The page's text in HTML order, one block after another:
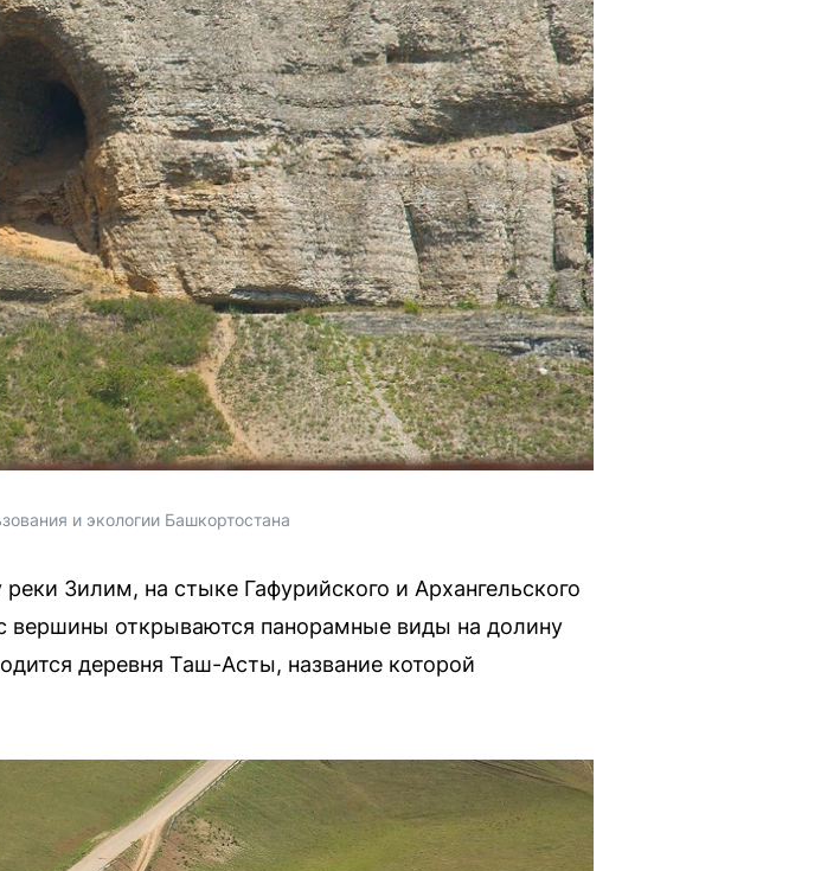
и экологии Башкортостана
Зилим, на стыке Гафурийского и Архангельского
открываются панорамные виды на долину
деревня Таш-Асты, название которой